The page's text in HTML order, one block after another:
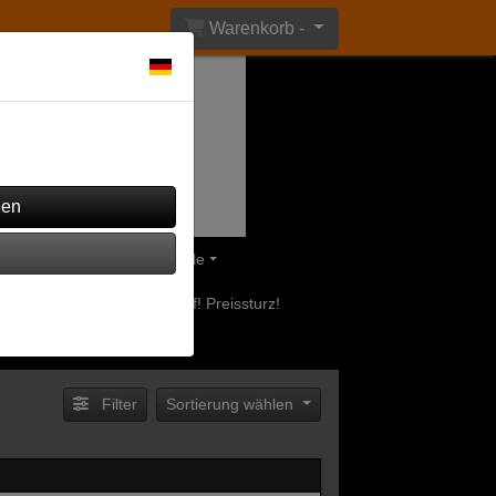
Warenkorb -
Olsberg Ersatzteile
Ausverkauf! Preissturz!
Sortierung wählen
Filter